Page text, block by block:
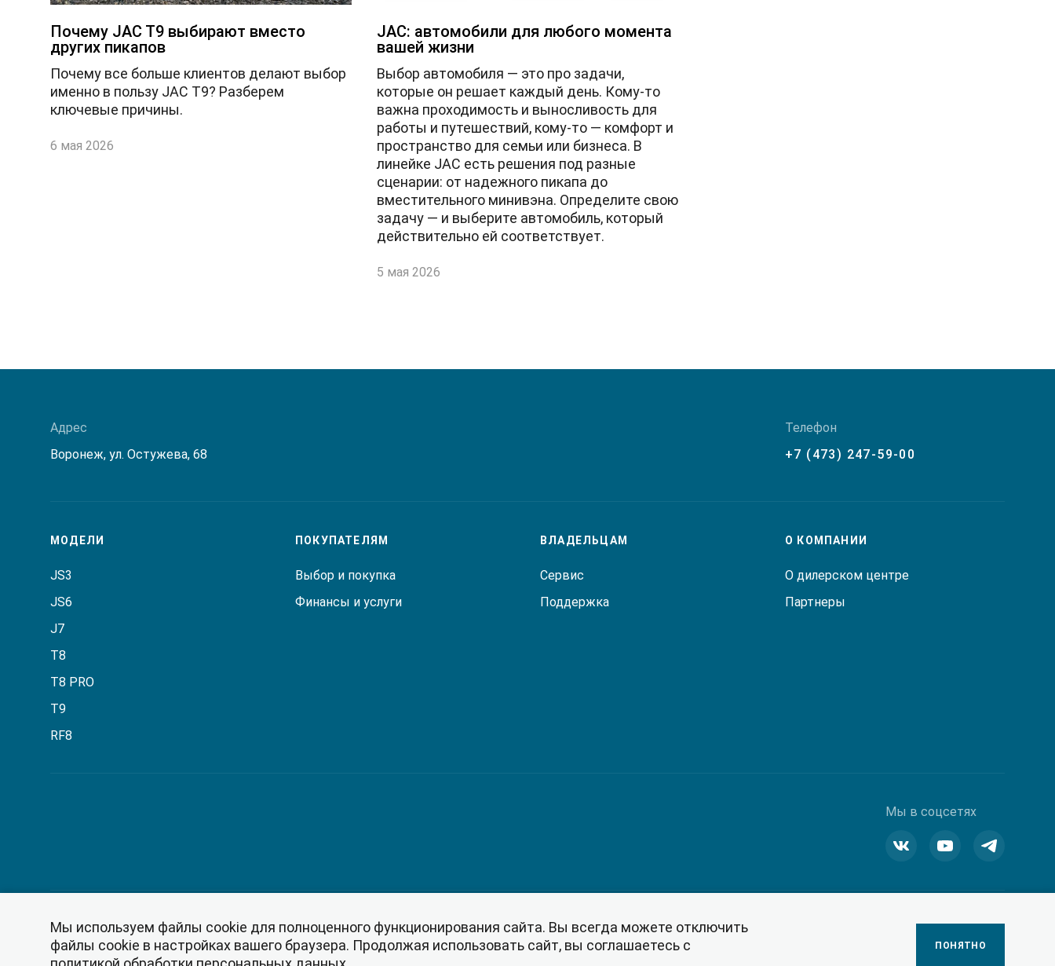
Почему JAC T9 выбирают вместо
других пикапов
Почему все больше клиентов делают выбор
именно в пользу JAC T9? Разберем
ключевые причины.
6 мая 2026
JAC: автомобили для любого момента
вашей жизни
Выбор автомобиля — это про задачи,
которые он решает каждый день. Кому-то
важна проходимость и выносливость для
работы и путешествий, кому-то — комфорт и
пространство для семьи или бизнеса. В
линейке JAC есть решения под разные
сценарии: от надежного пикапа до
вместительного минивэна. Определите свою
задачу — и выберите автомобиль, который
действительно ей соответствует.
5 мая 2026
Адрес
Воронеж, ул. Остужева, 68
Телефон
+7 (473) 247-59-00
МОДЕЛИ
JS3
JS6
J7
T8
T8 PRO
T9
RF8
ПОКУПАТЕЛЯМ
Выбор и покупка
Финансы и услуги
ВЛАДЕЛЬЦАМ
Сервис
Поддержка
О КОМПАНИИ
О дилерском центре
Партнеры
Мы в соцсетях
© 2026 Политика обработки персональных данных
Мы используем файлы cookie для полноценного функционирования сайта. Вы всегда можете отключить
файлы cookie в настройках вашего браузера. Продолжая использовать сайт, вы соглашаетесь с
ПОНЯТНО